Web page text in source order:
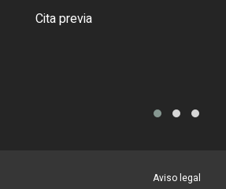
Cita previa
Aviso legal